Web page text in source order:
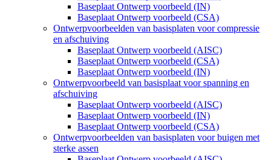
Baseplaat Ontwerp voorbeeld (IN)
Baseplaat Ontwerp voorbeeld (CSA)
Ontwerpvoorbeelden van basisplaten voor compressie
en afschuiving
Baseplaat Ontwerp voorbeeld (AISC)
Baseplaat Ontwerp voorbeeld (CSA)
Baseplaat Ontwerp voorbeeld (IN)
Ontwerpvoorbeeld van basisplaat voor spanning en
afschuiving
Baseplaat Ontwerp voorbeeld (AISC)
Baseplaat Ontwerp voorbeeld (IN)
Baseplaat Ontwerp voorbeeld (CSA)
Ontwerpvoorbeelden van basisplaten voor buigen met
sterke assen